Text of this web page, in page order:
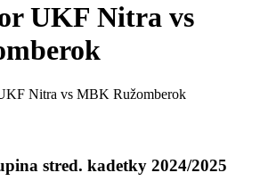
UKF Nitra vs
Nitra vs MBK Ružomberok
stred. kadetky 2024/2025